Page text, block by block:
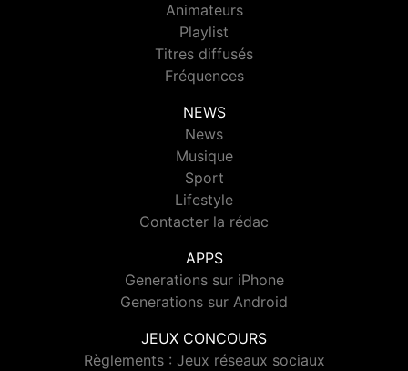
Animateurs
Playlist
Titres diffusés
Fréquences
NEWS
News
Musique
Sport
Lifestyle
Contacter la rédac
APPS
Generations sur iPhone
Generations sur Android
JEUX CONCOURS
Règlements : Jeux réseaux sociaux